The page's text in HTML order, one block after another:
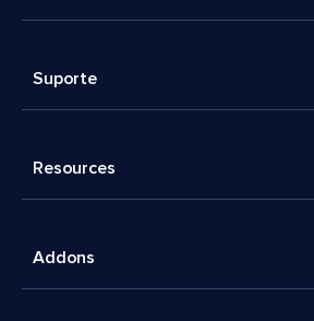
Suporte
Resources
Addons